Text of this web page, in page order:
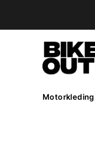
Motorkleding